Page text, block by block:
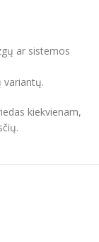
ar sistemos
variantų.
kiekvienam,